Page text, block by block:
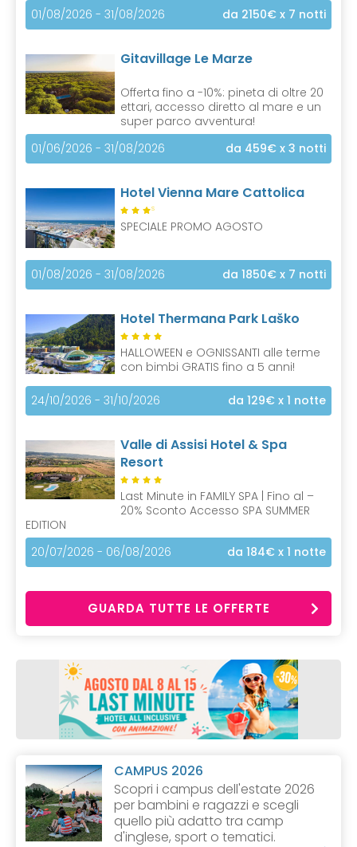
01/08/2026 - 31/08/2026 da 2150€ x 7 notti
Gitavillage Le Marze
Offerta fino a -10%: pineta di oltre 20
ettari, accesso diretto al mare e un
super parco avventura!
01/06/2026 - 31/08/2026
da 459€ x 3 notti
Hotel Vienna Mare Cattolica
S
SPECIALE PROMO AGOSTO
01/08/2026 - 31/08/2026 da 1850€ x 7 notti
Hotel Thermana Park Laško
HALLOWEEN e OGNISSANTI alle terme
con bimbi GRATIS fino a 5 anni!
24/10/2026 - 31/10/2026 da 129€ x 1 notte
Valle di Assisi Hotel & Spa
Resort
Last Minute in FAMILY SPA | Fino al –
20% Sconto Accesso SPA SUMMER
EDITION
20/07/2026 - 06/08/2026
da 184€ x 1 notte
GUARDA TUTTE LE OFFERTE
CAMPUS 2026
Scopri i campus dell'estate 2026
per bambini e ragazzi e scegli
quello più adatto tra camp
d'inglese, sport o tematici.